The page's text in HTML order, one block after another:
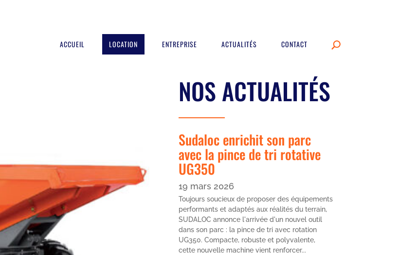
ACCUEIL LOCATION ENTREPRISE ACTUALITÉS CONTACT
NOS ACTUALITÉS
Sudaloc enrichit son parc
avec la pince de tri rotative
UG350
19 mars 2026
Toujours soucieux de proposer des équipements
performants et adaptés aux réalités du terrain,
SUDALOC annonce l'arrivée d'un nouvel outil
dans son parc : la pince de tri avec rotation
UG350. Compacte, robuste et polyvalente,
cette nouvelle machine vient renforcer...